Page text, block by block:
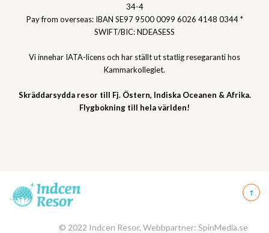
34-4
Pay from overseas: IBAN SE97 9500 0099 6026 4148 0344 *
SWIFT/BIC: NDEASESS
Vi innehar IATA-licens och har ställt ut statlig resegaranti hos
Kammarkollegiet.
Skräddarsydda resor till Fj. Östern, Indiska Oceanen & Afrika.
Flygbokning till hela världen!
© 2022 Indcen Resor, Webbpartner: SpinMedia.se